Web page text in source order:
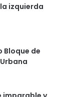
izquierda
Bloque de